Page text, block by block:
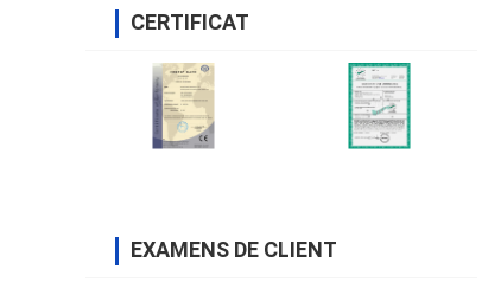
CERTIFICAT
EXAMENS DE CLIENT